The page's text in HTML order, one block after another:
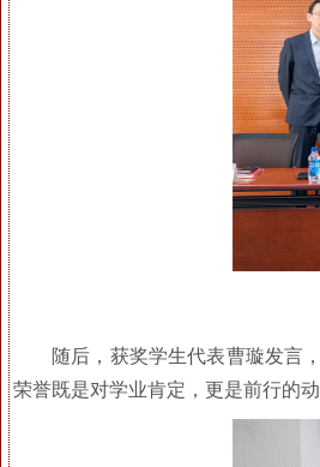
随后，获奖学生代表曹璇发言
荣誉既是对学业肯定，更是前行的